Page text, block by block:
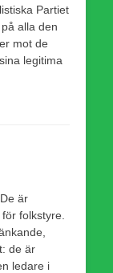
Partiet
alla den
mot de
legitima
är
folkstyre.
de är
ledare i